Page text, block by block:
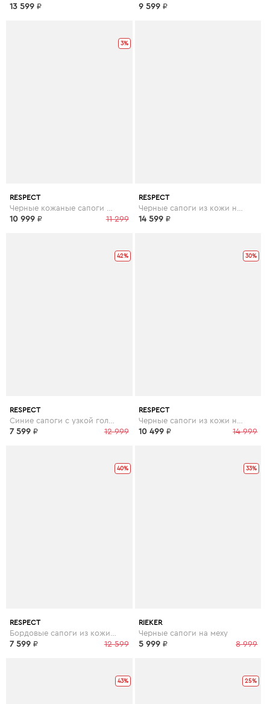
13 599 ₽ 9 599 ₽
3%
RESPECT
11 299
10 999 ₽
RESPECT
14 599 ₽
42%
RESPECT
12 999
7 599 ₽
30%
RESPECT
14 999
10 499 ₽
40%
RESPECT
12 599
7 599 ₽
33%
RIEKER
Черные сапоги на меху
8 999
5 999 ₽
43% 25%